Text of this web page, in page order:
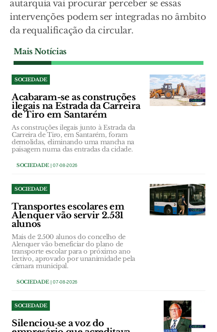
autarquia vai procurar perceber se essas
intervenções podem ser integradas no âmbito
da requalificação da circular.
Mais Notícias
SOCIEDADE
Acabaram-se as construções
ilegais na Estrada da Carreira
de Tiro em Santarém
As construções ilegais junto à Estrada da
Carreira de Tiro, em Santarém, foram
demolidas, eliminando uma mancha na
paisagem numa das entradas da cidade.
SOCIEDADE| 07-08-2026
SOCIEDADE
Transportes escolares em
Alenquer vão servir 2.531
alunos
Mais de 2.500 alunos do concelho de
Alenquer vão beneficiar do plano de
transporte escolar para o próximo ano
lectivo, aprovado por unanimidade pela
câmara municipal.
SOCIEDADE| 07-08-2026
SOCIEDADE
Silenciou‑se a voz do